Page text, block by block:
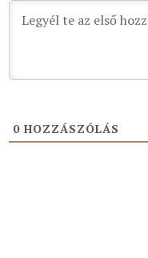
0 HOZZÁSZÓLÁS